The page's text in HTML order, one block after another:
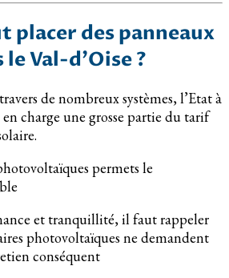
placer des panneaux
Val-d’Oise ?
de nombreux systèmes, l’Etat à
charge une grosse partie du tarif
permets le
et tranquillité, il faut rappeler
photovoltaïques ne demandent
conséquent